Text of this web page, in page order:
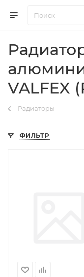
VALFEX
Радиаторы
ФИЛЬТР